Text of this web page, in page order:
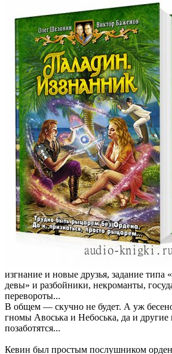
изгнание и новые друзья, задание типа
девы» и разбойники, некроманты,
перевороты...
В общем — скучно не будет. А уж
гномы Авоська и Небоська, да и другие
позаботятся...
Кевин был простым послушником